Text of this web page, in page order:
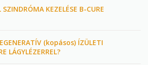
KEZELÉSE B-CURE
(kopásos) ÍZÜLETI
LÁGYLÉZERREL?